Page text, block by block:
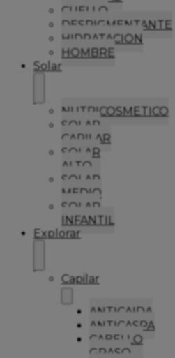
CUELLO
DESPIGMENTANTE
HIDRATACION
HOMBRE
Solar
NUTRICOSMETICO
SOLAR
CAPILAR
SOLAR
ALTO
SOLAR
MEDIO
SOLAR
INFANTIL
Explorar
Capilar
ANTICAIDA
ANTICASPA
CABELLO
GRASO